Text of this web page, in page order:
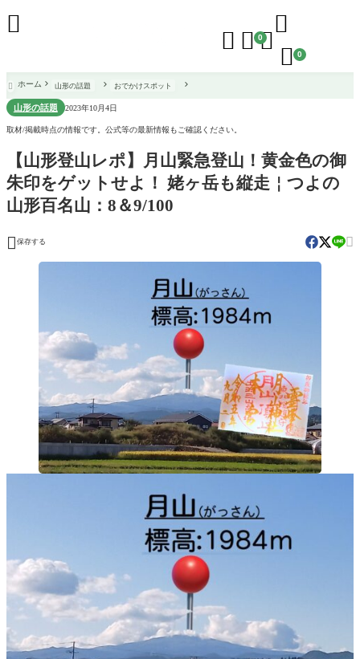
  0

 0

 ホーム 山形の話題 おでかけスポット
山形の話題 2023年10月4日
取材/掲載時点の情報です。公式等の最新情報もご確認ください。
【山形登山レポ】月山緊急登山！黄金色の御
朱印をゲットせよ！ 姥ヶ岳も縦走￤つよの
山形百名山：8＆9/100
 保存する 